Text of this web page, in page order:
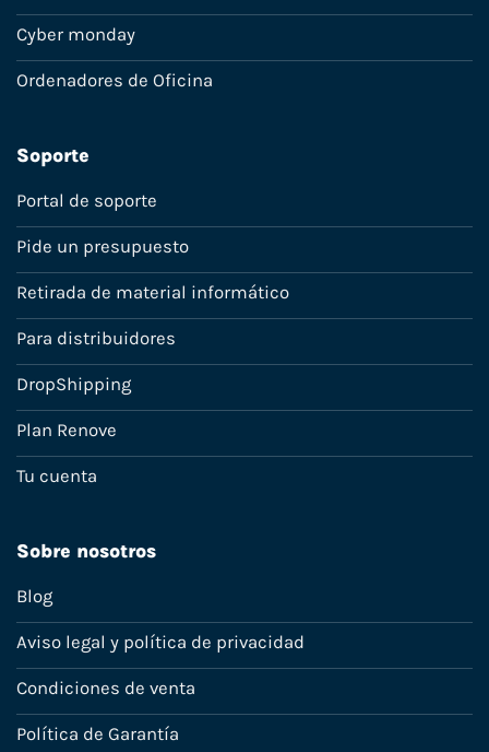
Cyber monday
Ordenadores de Oficina
Soporte
Portal de soporte
Pide un presupuesto
Retirada de material informático
Para distribuidores
DropShipping
Plan Renove
Tu cuenta
Sobre nosotros
Blog
Aviso legal y política de privacidad
Condiciones de venta
Política de Garantía